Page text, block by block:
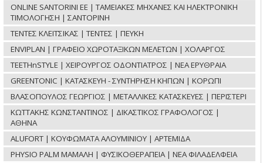
ONLINE SANTORINI ΕΕ | ΤΑΜΕΙΑΚΕΣ ΜΗΧΑΝΕΣ ΚΑΙ ΗΛΕΚΤΡΟΝΙΚΗ
ΤΙΜΟΛΟΓΗΣΗ | ΣΑΝΤΟΡΙΝΗ
ΤΕΝΤΕΣ ΚΛΕΙΤΣΙΚΑΣ | ΤΕΝΤΕΣ | ΠΕΥΚΗ
ENVIPLAN | ΓΡΑΦΕΙΟ ΧΩΡΟΤΑΞΙΚΩΝ ΜΕΛΕΤΩΝ | ΧΟΛΑΡΓΟΣ
TEETHnSTYLE | ΧΕΙΡΟΥΡΓΟΣ ΟΔΟΝΤΙΑΤΡΟΣ | ΝΕΑ ΕΡΥΘΡΑΙΑ
GREENTONIC | ΚΑΤΑΣΚΕΥΗ - ΣΥΝΤΗΡΗΣΗ ΚΗΠΩΝ | ΚΟΡΩΠΙ
ΒΛΑΣΟΠΟΥΛΟΣ ΓΕΩΡΓΙΟΣ | ΜΕΤΑΛΛΙΚΕΣ ΚΑΤΑΣΚΕΥΕΣ | ΠΕΡΙΣΤΕΡΙ
ΚΩΤΤΑΚΗΣ ΚΩΝΣΤΑΝΤΙΝΟΣ | ΔΙΚΑΣΤΙΚΟΣ ΓΡΑΦΟΛΟΓΟΣ |
ΑΘΗΝΑ
ALUFORT | ΚΟΥΦΩΜΑΤΑ ΑΛΟΥΜΙΝΙΟΥ | ΑΡΤΕΜΙΔΑ
PHYSIO PALM ΜΑΜΑΛΗ | ΦΥΣΙΚΟΘΕΡΑΠΕΙΑ | ΝΕΑ ΦΙΛΑΔΕΛΦΕΙΑ